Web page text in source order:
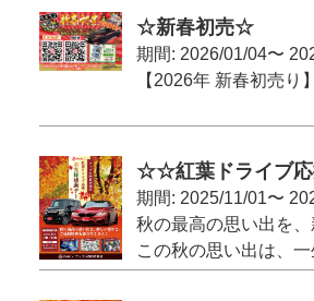
そんな、GW中に感じた「あと一
それを解消して、次の「夏休み」を最高
☆新春初売☆
期間: 2026/01/04〜
期間: 2025/11/01〜
秋の最高の思い出を、
この秋の思い出は、一生もの。最高のドライブ
11月限定の豪華特典